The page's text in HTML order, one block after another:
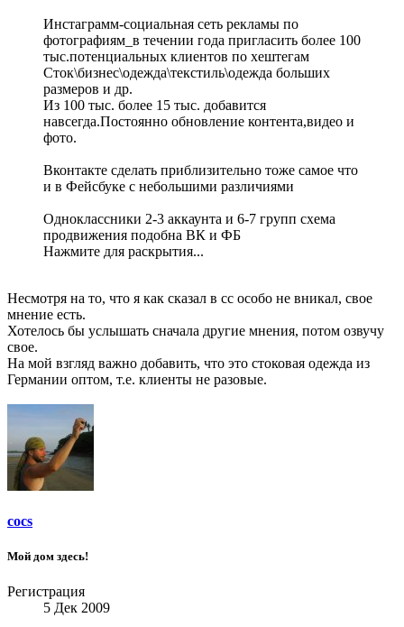
Инстаграмм-социальная сеть рекламы по
фотографиям_в течении года пригласить более 100
тыс.потенциальных клиентов по хештегам
Сток\бизнес\одежда\текстиль\одежда больших
размеров и др.
Из 100 тыс. более 15 тыс. добавится
навсегда.Постоянно обновление контента,видео и
фото.
Вконтакте сделать приблизительно тоже самое что
и в Фейсбуке с небольшими различиями
Одноклассники 2-3 аккаунта и 6-7 групп схема
продвижения подобна ВК и ФБ
Нажмите для раскрытия...
Несмотря на то, что я как сказал в сс особо не вникал, свое
мнение есть.
Хотелось бы услышать сначала другие мнения, потом озвучу
свое.
На мой взгляд важно добавить, что это стоковая одежда из
Германии оптом, т.е. клиенты не разовые.
cocs
Мой дом здесь!
Регистрация
5 Дек 2009